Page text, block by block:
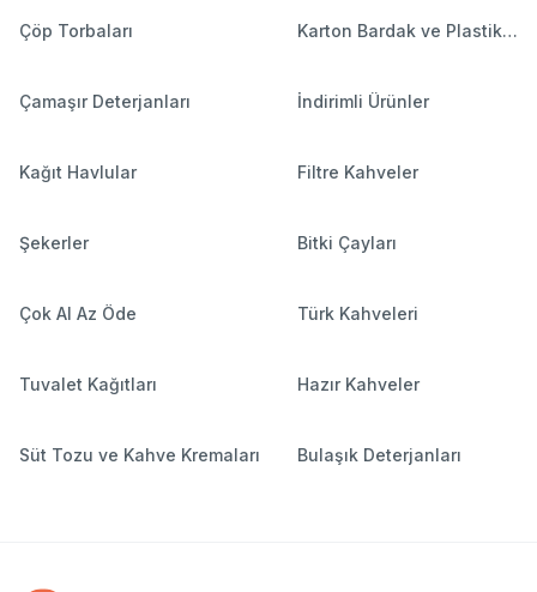
Çöp Torbaları
Karton Bardak ve Plastik
Çamaşır Deterjanları İndirimli Ürünler
Kağıt Havlular Filtre Kahveler
Şekerler Bitki Çayları
Çok Al Az Öde Türk Kahveleri
Tuvalet Kağıtları Hazır Kahveler
Süt Tozu ve Kahve Kremaları Bulaşık Deterjanları